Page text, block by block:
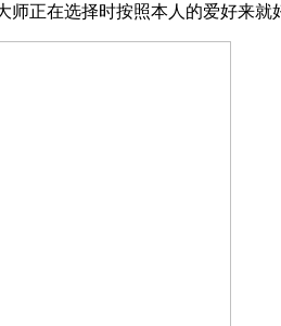
正在选择时按照本人的爱好来就